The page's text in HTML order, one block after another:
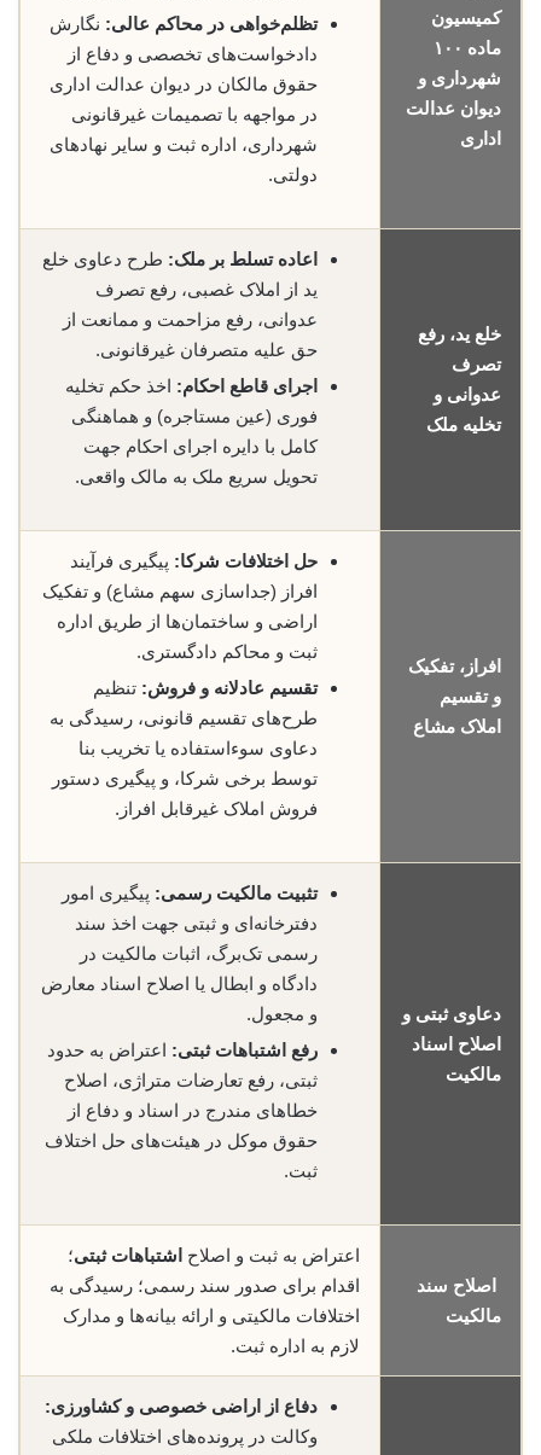
کمیسیون
ماده ۱۰۰
شهرداری و
دیوان عدالت
اداری
تظلم‌خواهی در محاکم عالی: نگارش
دادخواست‌های تخصصی و دفاع از
حقوق مالکان در دیوان عدالت اداری
در مواجهه با تصمیمات غیرقانونی
شهرداری، اداره ثبت و سایر نهادهای
دولتی.
خلع ید، رفع
تصرف
عدوانی و
تخلیه ملک
اعاده تسلط بر ملک: طرح دعاوی خلع
ید از املاک غصبی، رفع تصرف
عدوانی، رفع مزاحمت و ممانعت از
حق علیه متصرفان غیرقانونی.
اجرای قاطع احکام: اخذ حکم تخلیه
فوری (عین مستاجره) و هماهنگی
کامل با دایره اجرای احکام جهت
تحویل سریع ملک به مالک واقعی.
افراز، تفکیک
و تقسیم
املاک مشاع
حل اختلافات شرکا: پیگیری فرآیند
افراز (جداسازی سهم مشاع) و تفکیک
اراضی و ساختمان‌ها از طریق اداره
ثبت و محاکم دادگستری.
تقسیم عادلانه و فروش: تنظیم
طرح‌های تقسیم قانونی، رسیدگی به
دعاوی سوءاستفاده یا تخریب بنا
توسط برخی شرکا، و پیگیری دستور
فروش املاک غیرقابل افراز.
دعاوی ثبتی و
اصلاح اسناد
مالکیت
تثبیت مالکیت رسمی: پیگیری امور
دفترخانه‌ای و ثبتی جهت اخذ سند
رسمی تک‌برگ، اثبات مالکیت در
دادگاه و ابطال یا اصلاح اسناد معارض
و مجعول.
رفع اشتباهات ثبتی: اعتراض به حدود
ثبتی، رفع تعارضات متراژی، اصلاح
خطاهای مندرج در اسناد و دفاع از
حقوق موکل در هیئت‌های حل اختلاف
ثبت.
اصلاح سند
مالکیت
اعتراض به ثبت و اصلاح اشتباهات ثبتی؛
اقدام برای صدور سند رسمی؛ رسیدگی به
اختلافات مالکیتی و ارائه بیانه‌ها و مدارک
لازم به اداره ثبت.
دفاع از اراضی خصوصی و کشاورزی:
وکالت در پرونده‌های اختلافات ملکی